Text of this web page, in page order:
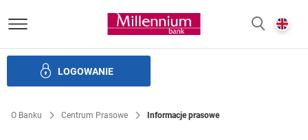
Bank Millennium homepage
LOGOWANIE
O Banku Centrum Prasowe Informacje prasowe